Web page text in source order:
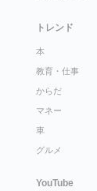
トレンド
本
教育・仕事
からだ
マネー
車
グルメ
YouTube